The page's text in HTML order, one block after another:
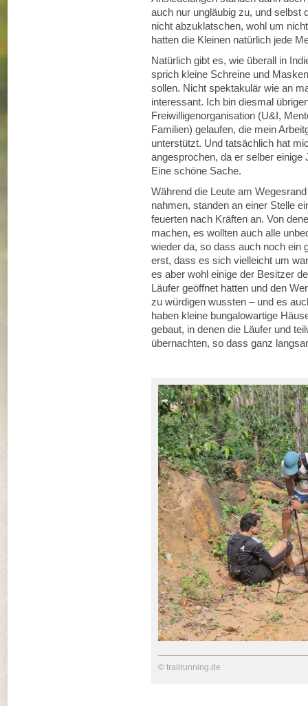
auch nur ungläubig zu, und selbst
nicht abzuklatschen, wohl um
hatten die Kleinen natürlich jede
Natürlich gibt es, wie überall in
sprich kleine Schreine und
sollen. Nicht spektakulär wie an
interessant. Ich bin diesmal
Freiwilligenorganisation (U&I,
Familien) gelaufen, die mein
unterstützt. Und tatsächlich hat
angesprochen, da er selber einige
Eine schöne Sache.
Während die Leute am
nahmen, standen an einer Stelle
feuerten nach Kräften an. Von
machen, es wollten auch alle
wieder da, so dass auch noch ein
erst, dass es sich vielleicht um
es aber wohl einige der Besitzer
Läufer geöffnet hatten und den
zu würdigen wussten – und es
haben kleine bungalowartige
gebaut, in denen die Läufer und
übernachten, so dass ganz
© trailrunning.de